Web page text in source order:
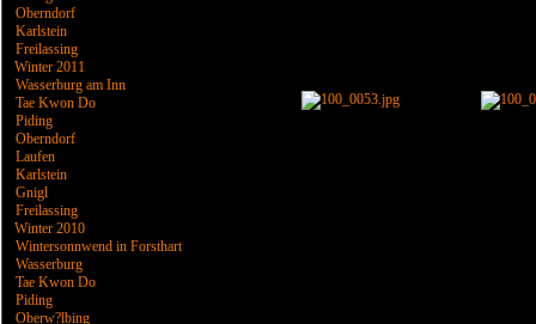
Oberndorf
Karlstein
Freilassing
Winter 2011
Wasserburg am Inn
Tae Kwon Do
Piding
Oberndorf
Laufen
Karlstein
Gnigl
Freilassing
Winter 2010
Wintersonnwend in Forsthart
Wasserburg
Tae Kwon Do
Piding
Oberw?lbing